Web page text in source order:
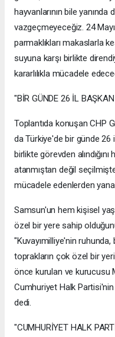
hayvanlarının bile
vazgeçmeyeceğiz. 24
parmaklıkları makaslarla
suyuna karşı birlikte
kararlılıkla mücadele
"BİR GÜNDE 26 İL
Toplantıda konuşan CHP
da Türkiye'de bir günde 26
birlikte görevden
atanmıştan değil
mücadele edenlerden
Samsun'un hem kişisel
özel bir yere sahip
"Kuvayımilliye'nin ruhunda,
toprakların çok özel bir
önce kurulan ve kurucusu
Cumhuriyet Halk Partisi'nin
dedi.
"CUMHURİYET HALK